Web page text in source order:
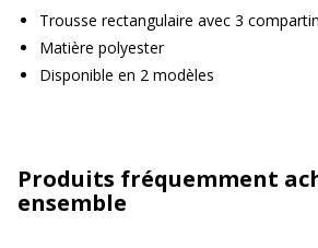
Trousse rectangulaire avec 3
Matière polyester
Disponible en 2 modèles
Produits fréquemment
ensemble